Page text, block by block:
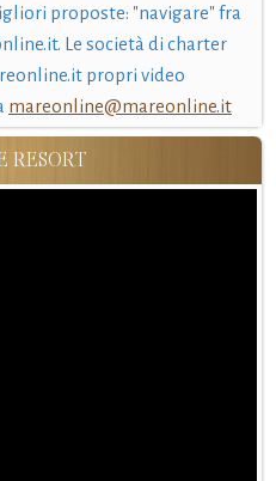
proposte: "navigare" fra
Le società di charter
propri video
mareonline@mareonline.it
RESORT